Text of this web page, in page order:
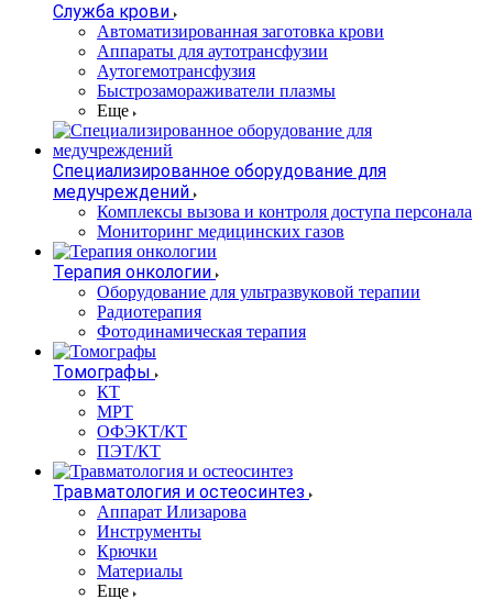
Служба крови
Автоматизированная заготовка крови
Аппараты для аутотрансфузии
Аутогемотрансфузия
Быстрозамораживатели плазмы
Еще
Специализированное оборудование для
медучреждений
Комплексы вызова и контроля доступа персонала
Мониторинг медицинских газов
Терапия онкологии
Оборудование для ультразвуковой терапии
Радиотерапия
Фотодинамическая терапия
Томографы
КТ
МРТ
ОФЭКТ/КТ
ПЭТ/КТ
Травматология и остеосинтез
Аппарат Илизарова
Инструменты
Крючки
Материалы
Еще